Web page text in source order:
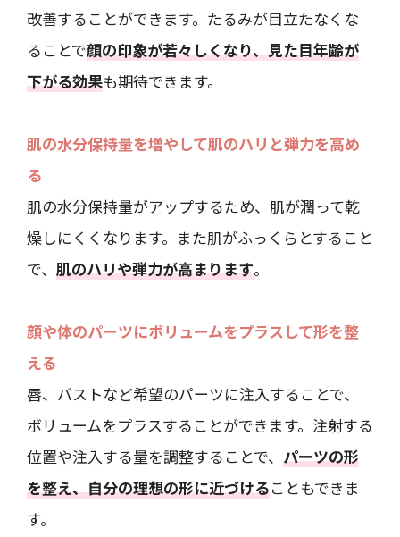
改善することができます。たるみが目立たなくな
ることで顔の印象が若々しくなり、見た目年齢が
下がる効果も期待できます。
肌の水分保持量を増やして肌のハリと弾力を高め
る
肌の水分保持量がアップするため、肌が潤って乾
燥しにくくなります。また肌がふっくらとすること
で、 肌のハリや弾力が高まります。
顔や体のパーツにボリュームをプラスして形を整
える
唇、バストなど希望のパーツに注入することで、
ボリュームをプラスすることができます。注射する
位置や注入する量を調整することで、 パーツの形
を整え、自分の理想の形に近づけることもできま
す。